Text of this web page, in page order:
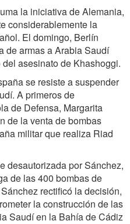
la iniciativa de Alemania,
considerablemente la
El domingo, Berlín
de armas a Arabia Saudí
asesinato de Khashoggi.
se resiste a suspender
A primeros de
de Defensa, Margarita
de la venta de bombas
militar que realiza Riad
desautorizada por Sánchez,
de las 400 bombas de
rectificó la decisión,
la construcción de las
Saudí en la Bahía de Cádiz